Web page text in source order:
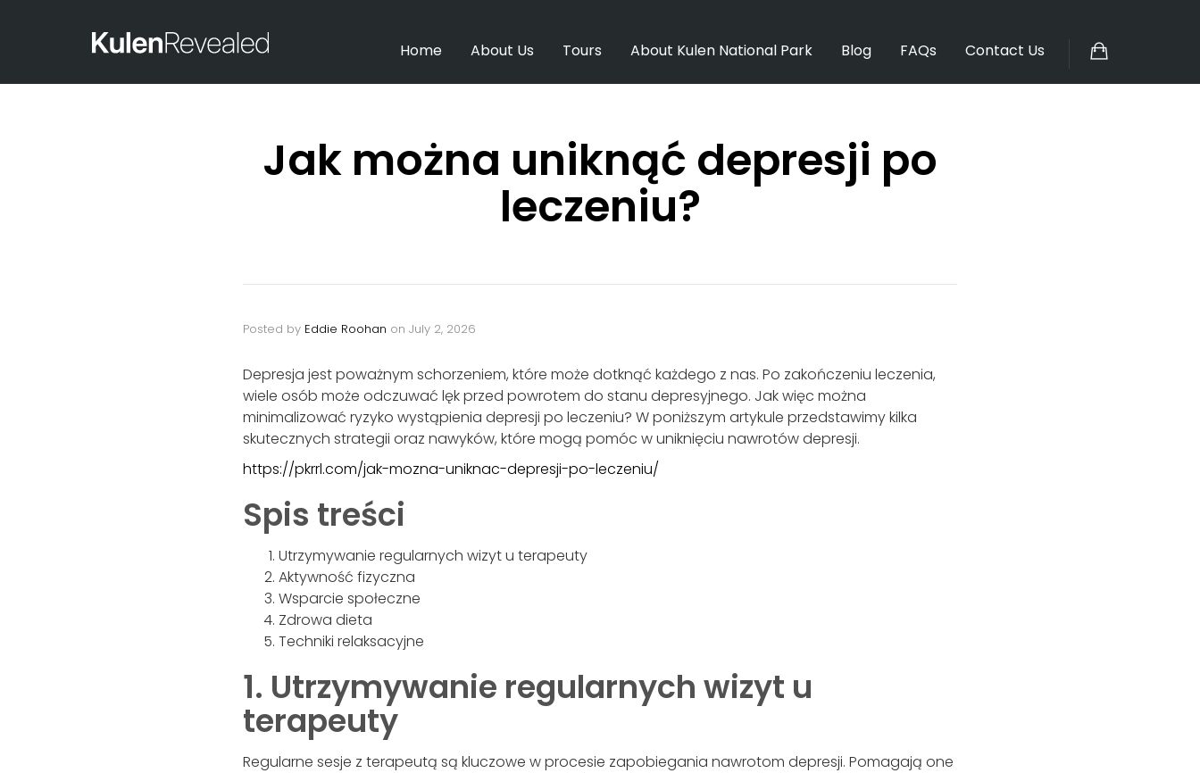
Home About Us Tours About Kulen National Park Blog FAQs Contact Us
Jak można uniknąć depresji po
leczeniu?
Posted by Eddie Roohan on July 2, 2026
Depresja jest poważnym schorzeniem, które może dotknąć każdego z nas. Po zakończeniu leczenia,
wiele osób może odczuwać lęk przed powrotem do stanu depresyjnego. Jak więc można
minimalizować ryzyko wystąpienia depresji po leczeniu? W poniższym artykule przedstawimy kilka
skutecznych strategii oraz nawyków, które mogą pomóc w uniknięciu nawrotów depresji.
https://pkrrl.com/jak-mozna-uniknac-depresji-po-leczeniu/
Spis treści
Utrzymywanie regularnych wizyt u terapeuty
Aktywność fizyczna
Wsparcie społeczne
Zdrowa dieta
Techniki relaksacyjne
1. Utrzymywanie regularnych wizyt u
terapeuty
Regularne sesje z terapeutą są kluczowe w procesie zapobiegania nawrotom depresji. Pomagają one